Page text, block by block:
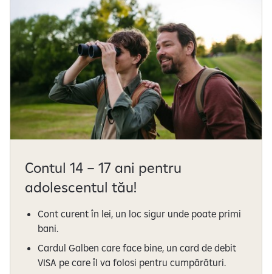
Contul 14 – 17 ani pentru
adolescentul tău!
Cont curent în lei, un loc sigur unde poate primi
bani.
Cardul Galben care face bine, un card de debit
VISA pe care îl va folosi pentru cumpărături.